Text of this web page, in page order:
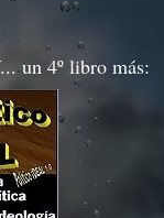
un 4º libro más: